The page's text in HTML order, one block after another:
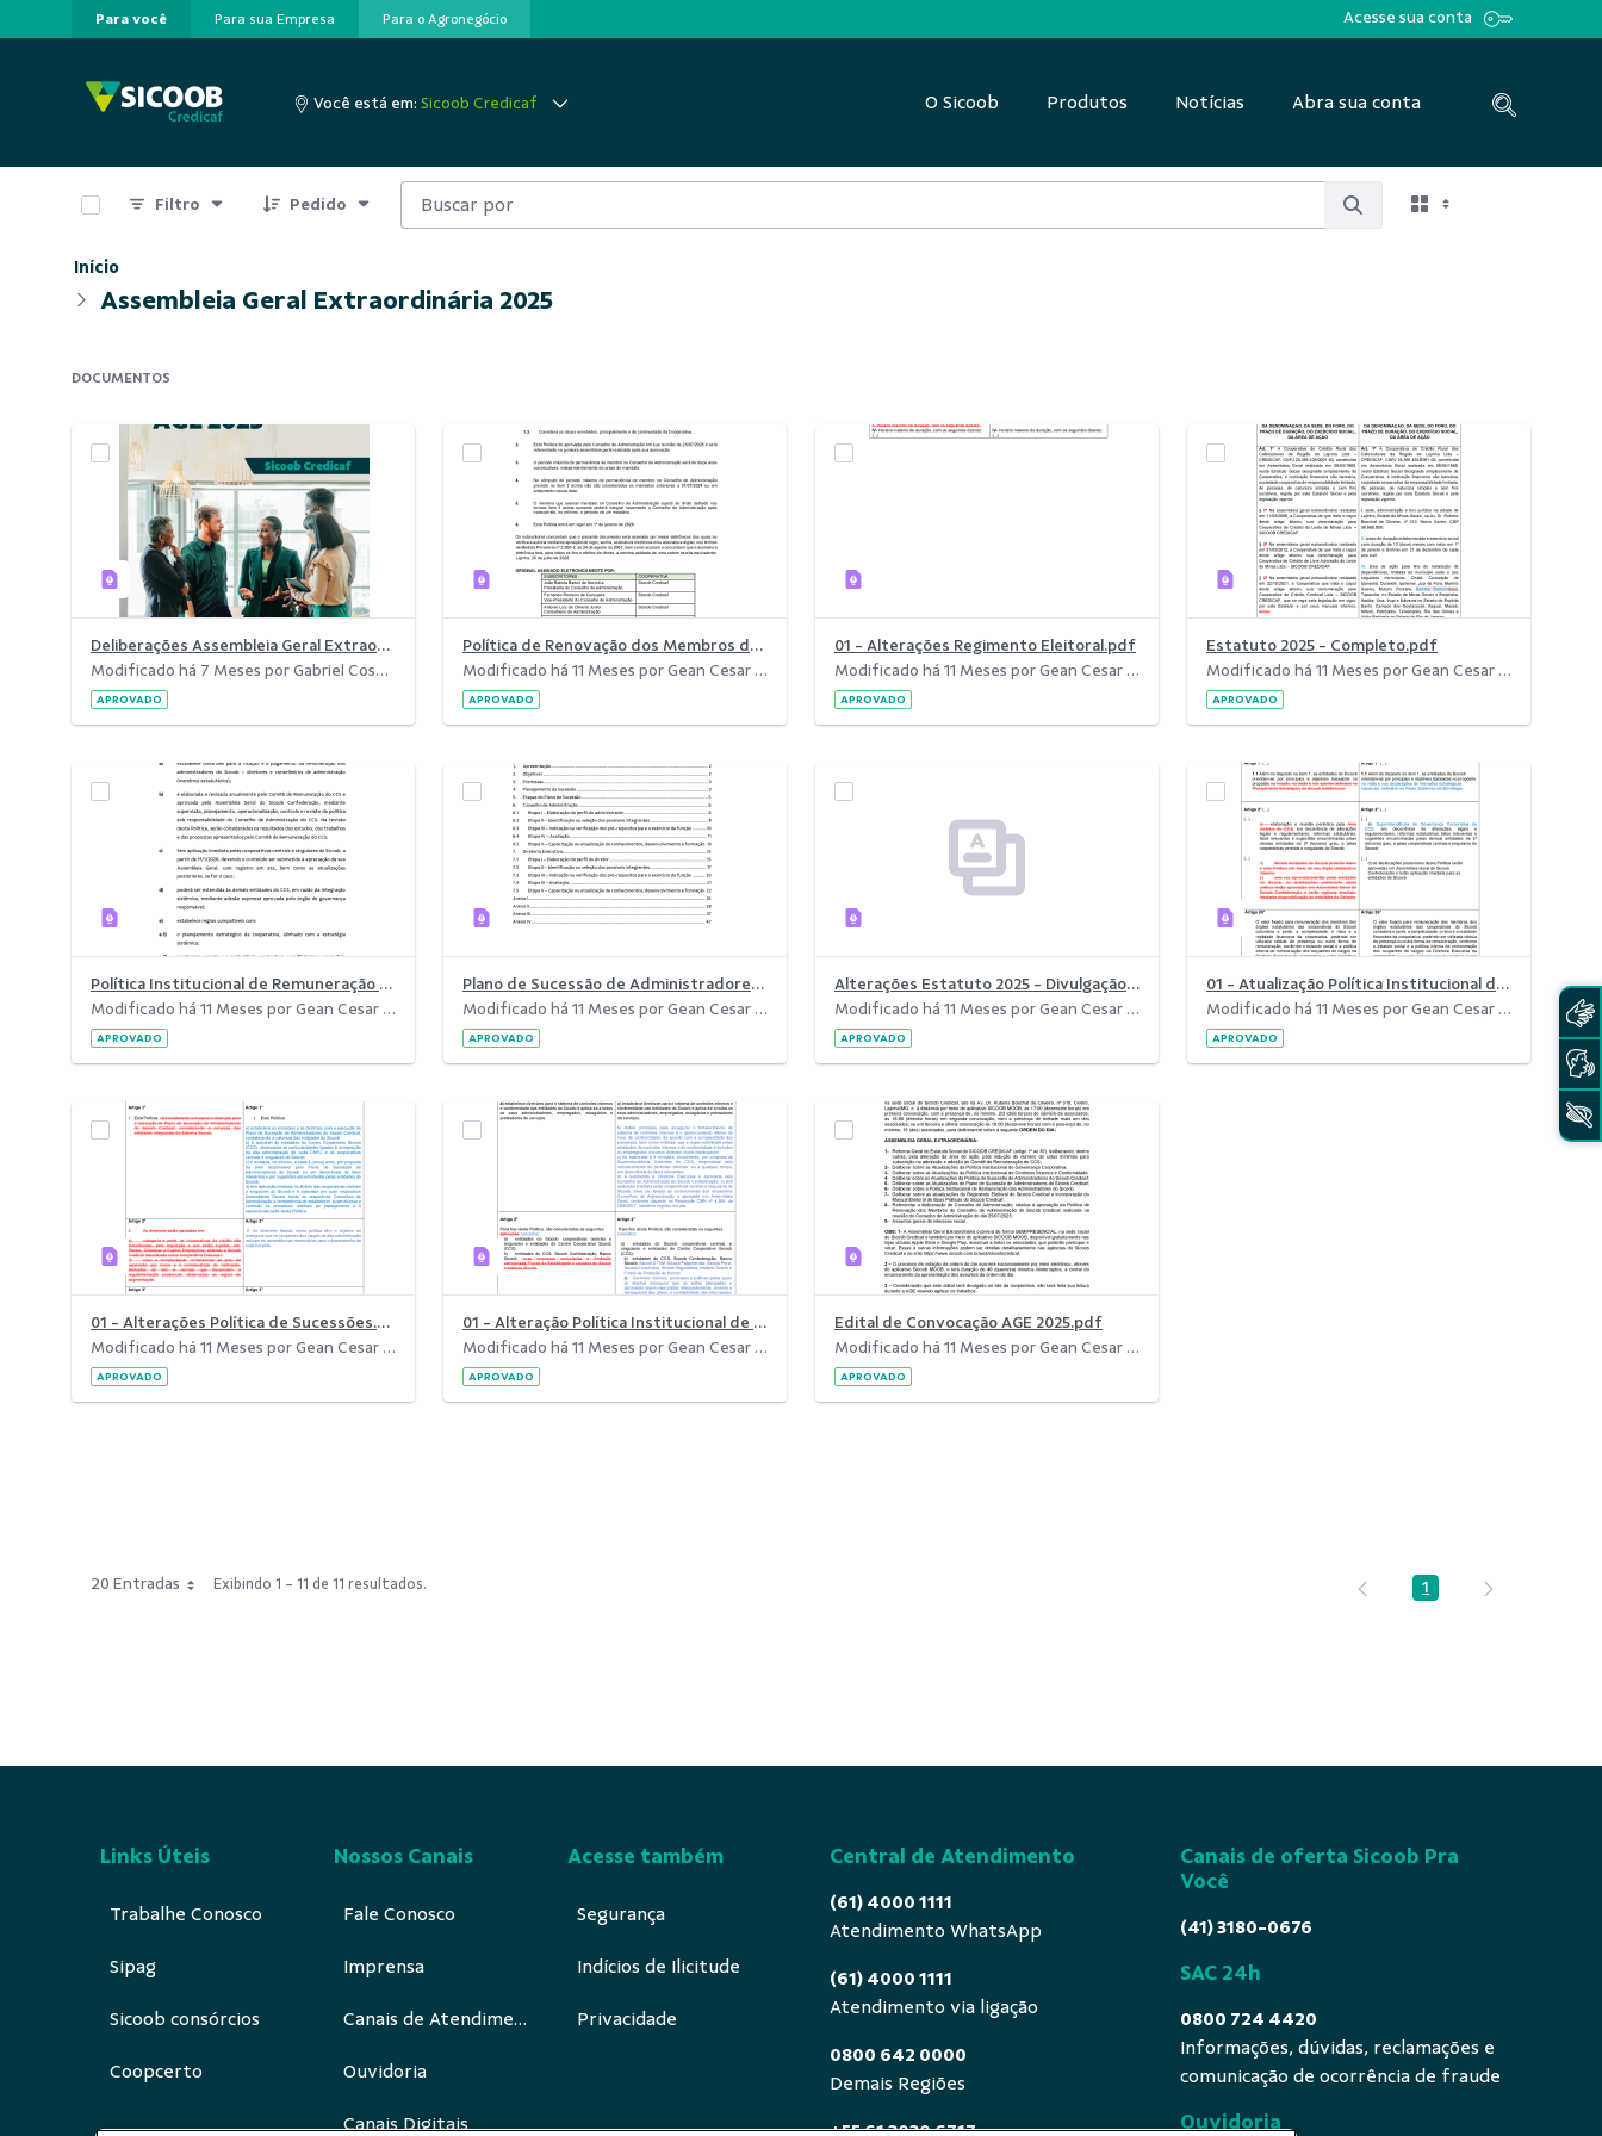
Pular para o Conteúdo principal
Para você Para sua Empresa Para o Agronegócio Acesse sua conta
Você está em:Sicoob Credicaf O Sicoob Produtos Notícias Abra sua conta
0 de 11 Itens selecionados
Filtro Pedido
Início
Assembleia Geral Extraordinária 2025
DOCUMENTOS
Deliberações Assembleia Geral Extraordinária &#8211; Dia 05-09-2025.pdf
Modificado há 7 Meses por Gabriel Costa Mello.
APROVADO
Política de Renovação dos Membros do Conselho de Administração do Sicoob Credicaf.pdf
Modificado há 11 Meses por Gean Cesar da Costa.
APROVADO
01 - Alterações Regimento Eleitoral.pdf
Modificado há 11 Meses por Gean Cesar da Costa.
APROVADO
Estatuto 2025 - Completo.pdf
Modificado há 11 Meses por Gean Cesar da Costa.
APROVADO
Política Institucional de Remuneração dos Administradores.pdf
Modificado há 11 Meses por Gean Cesar da Costa.
APROVADO
Plano de Sucessão de Administradores.pdf
Modificado há 11 Meses por Gean Cesar da Costa.
APROVADO
Alterações Estatuto 2025 - Divulgação no Site.pdf
Modificado há 11 Meses por Gean Cesar da Costa.
APROVADO
01 - Atualização Política Institucional de Governança.pdf
Modificado há 11 Meses por Gean Cesar da Costa.
APROVADO
01 - Alterações Política de Sucessões.pdf
Modificado há 11 Meses por Gean Cesar da Costa.
APROVADO
01 - Alteração Política Institucional de Controles Internos.pdf
Modificado há 11 Meses por Gean Cesar da Costa.
APROVADO
Edital de Convocação AGE 2025.pdf
Modificado há 11 Meses por Gean Cesar da Costa.
APROVADO
20 Entradas Exibindo 1 - 11 de 11 resultados. Página
1
Links Úteis
Trabalhe Conosco
Sipag
Sicoob consórcios
Coopcerto
Nossos Canais
Fale Conosco
Imprensa
Canais de Atendimento
Ouvidoria
Canais Digitais
Acesse também
Segurança
Indícios de Ilicitude
Privacidade
Central de Atendimento
(61) 4000 1111
Atendimento WhatsApp
(61) 4000 1111
Atendimento via ligação
0800 642 0000
Demais Regiões
+55 61 3030 6717
Canais de oferta Sicoob Pra
Você
(41) 3180-0676
SAC 24h
0800 724 4420
Informações, dúvidas, reclamações e
comunicação de ocorrência de fraude
Ouvidoria